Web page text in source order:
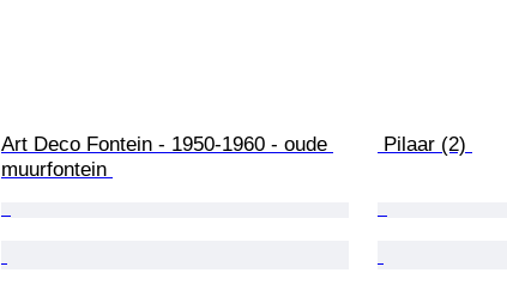
Art Deco Fontein - 1950-1960 - oude
muurfontein
Pilaar (2)